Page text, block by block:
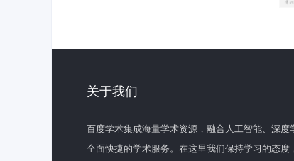
关于我们
百度学术集成海量学术资源，融合人工智能、深
全面快捷的学术服务。在这里我们保持学习的态度